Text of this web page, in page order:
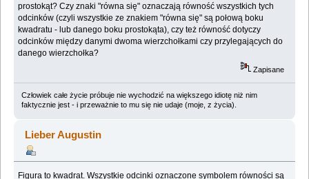
prostokąt? Czy znaki "równa się" oznaczają równość wszystkich tych
odcinków (czyli wszystkie ze znakiem "równa się" są połową boku
kwadratu - lub danego boku prostokąta), czy też równość dotyczy
odcinków między danymi dwoma wierzchołkami czy przylegających do
danego wierzchołka?
Zapisane
Człowiek całe życie próbuje nie wychodzić na większego idiotę niż nim
faktycznie jest - i przeważnie to mu się nie udaje (moje, z życia).
Lieber Augustin
Figura to kwadrat. Wszystkie odcinki oznaczone symbolem równości są